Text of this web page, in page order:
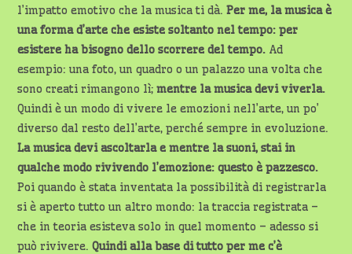
l’impatto emotivo che la musica ti dà.Per me, la musica è
una forma d’arte che esiste soltanto nel tempo: per
esistere ha bisogno dello scorrere del tempo. Ad
esempio: una foto, un quadro o un palazzo una volta che
sono creati rimangono lì;mentre la musica devi viverla.
Quindi è un modo di vivere le emozioni nell’arte, un po’
diverso dal resto dell’arte, perché sempre in evoluzione.
La musica devi ascoltarla e mentre la suoni, stai in
qualche modo rivivendo l’emozione: questo è pazzesco.
Poi quando è stata inventata la possibilità di registrarla
si è aperto tutto un altro mondo: la traccia registrata –
che in teoria esisteva solo in quel momento – adesso si
può rivivere.Quindi alla base di tutto per me c’è